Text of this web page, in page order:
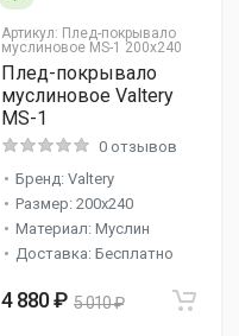
Артикул: Плед-покрывало
муслиновое MS-1 200х240
Плед-покрывало
муслиновое Valtery
MS-1
0 отзывов
Бренд: Valtery
Размер: 200x240
Материал: Муслин
Доставка: Бесплатно
4 880 ₽ 5 010 ₽